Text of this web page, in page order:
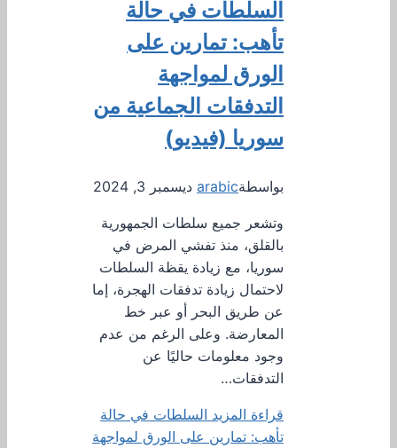
السلطات في حالة
تأهب: تمارين على
الورق لمواجهة
التدفقات الجماعية من
سوريا (فيديو)
بواسطةarabic ديسمبر 3, 2024
وتشعر جميع سلطات الجمهورية
بالقلق، منذ تفشي المرض في
سوريا، مع زيادة يقظة السلطات
لاحتمال زيادة تدفقات الهجرة، إما
عن طريق البحر أو عبر خط
المعارضة. وعلى الرغم من عدم
وجود معلومات حاليًا عن
التدفقات…
قراءة المزيد السلطات في حالة
تأهب: تمارين على الورق لمواجهة